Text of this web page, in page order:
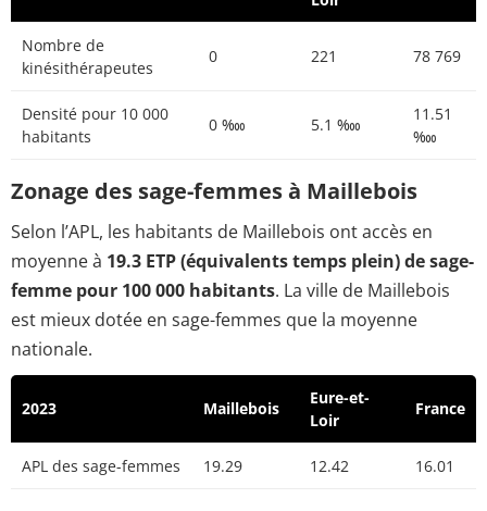
Nombre de
kinésithérapeutes
0 221 78 769
Densité pour 10 000
habitants
0 ‱ 5.1 ‱
11.51
‱
Zonage des sage-femmes à Maillebois
Selon l’APL, les habitants de Maillebois ont accès en
moyenne à 19.3 ETP (équivalents temps plein) de sage-
femme pour 100 000 habitants. La ville de Maillebois
est mieux dotée en sage-femmes que la moyenne
nationale.
2023 Maillebois
Eure-et-
Loir
France
APL des sage-femmes 19.29 12.42 16.01